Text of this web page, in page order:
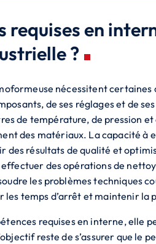
requises en
?
nécessitent
de ses réglages et de
de température, de pression et
des matériaux. La capacité à
résultats de qualité et
des opérations de
les problèmes techniques
temps d’arrêt et maintenir la
requises en interne, elle
reste de s’assurer que le